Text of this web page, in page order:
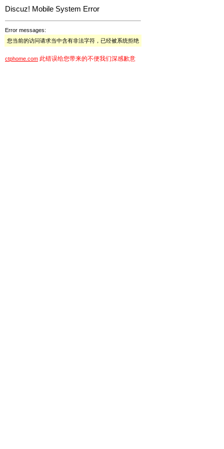
Discuz! Mobile System Error
Error messages:
您当前的访问请求当中含有非法字符，已经被系统拒绝
ctphome.com 此错误给您带来的不便我们深感歉意